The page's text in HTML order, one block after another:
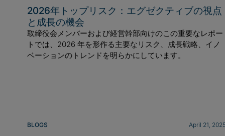
2026年トップリスク：エグゼクティブの視点
と成長の機会
取締役会メンバーおよび経営幹部向けのこの重要なレポー
トでは、2026 年を形作る主要なリスク、成長戦略、イノ
ベーションのトレンドを明らかにしています。
BLOGS April 21,